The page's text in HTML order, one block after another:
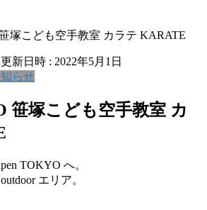
塚こども空手教室 カラテ KARATE
新日時 : 2022年5月1日
らせ
笹塚こども空手教室 カ
TOKYO へ。
エリア。